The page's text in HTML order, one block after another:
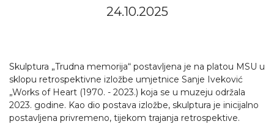
24.10.2025
Skulptura „Trudna memorija“ postavljena je na platou MSU u
sklopu retrospektivne izložbe umjetnice Sanje Iveković
„Works of Heart (1970. - 2023.) koja se u muzeju održala
2023. godine. Kao dio postava izložbe, skulptura je inicijalno
postavljena privremeno, tijekom trajanja retrospektive.